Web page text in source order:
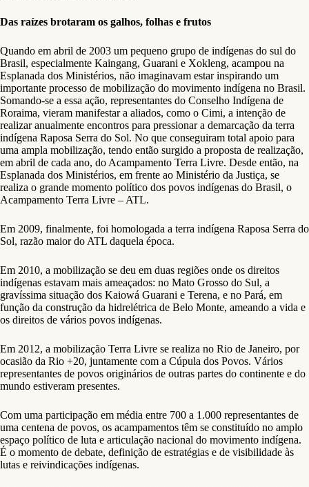
Das raízes brotaram os galhos, folhas e frutos
Quando em abril de 2003 um pequeno grupo de indígenas do sul do
Brasil, especialmente Kaingang, Guarani e Xokleng, acampou na
Esplanada dos Ministérios, não imaginavam estar inspirando um
importante processo de mobilização do movimento indígena no Brasil.
Somando-se a essa ação, representantes do Conselho Indígena de
Roraima, vieram manifestar a aliados, como o Cimi, a intenção de
realizar anualmente encontros para pressionar a demarcação da terra
indígena Raposa Serra do Sol. No que conseguiram total apoio para
uma ampla mobilização, tendo então surgido a proposta de realização,
em abril de cada ano, do Acampamento Terra Livre. Desde então, na
Esplanada dos Ministérios, em frente ao Ministério da Justiça, se
realiza o grande momento político dos povos indígenas do Brasil, o
Acampamento Terra Livre – ATL.
Em 2009, finalmente, foi homologada a terra indígena Raposa Serra do
Sol, razão maior do ATL daquela época.
Em 2010, a mobilização se deu em duas regiões onde os direitos
indígenas estavam mais ameaçados: no Mato Grosso do Sul, a
gravíssima situação dos Kaiowá Guarani e Terena, e no Pará, em
função da construção da hidrelétrica de Belo Monte, ameando a vida e
os direitos de vários povos indígenas.
Em 2012, a mobilização Terra Livre se realiza no Rio de Janeiro, por
ocasião da Rio +20, juntamente com a Cúpula dos Povos. Vários
representantes de povos originários de outras partes do continente e do
mundo estiveram presentes.
Com uma participação em média entre 700 a 1.000 representantes de
uma centena de povos, os acampamentos têm se constituído no amplo
espaço político de luta e articulação nacional do movimento indígena.
É o momento de debate, definição de estratégias e de visibilidade às
lutas e reivindicações indígenas.